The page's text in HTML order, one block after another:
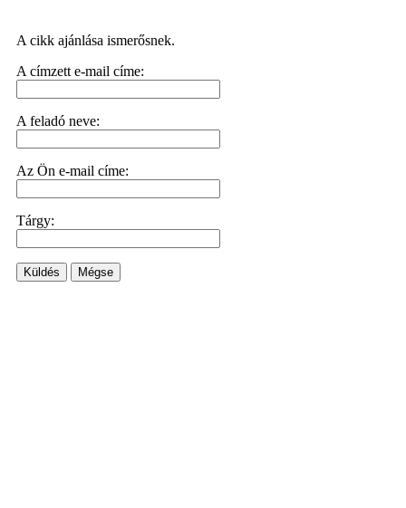
A cikk ajánlása ismerősnek.
A címzett e-mail címe:
A feladó neve:
Az Ön e-mail címe:
Tárgy:
Küldés Mégse